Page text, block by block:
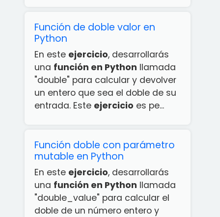
Función de doble valor en
Python
En este ejercicio, desarrollarás
una función en Python llamada
"double" para calcular y devolver
un entero que sea el doble de su
entrada. Este ejercicio es pe...
Función doble con parámetro
mutable en Python
En este ejercicio, desarrollarás
una función en Python llamada
"double_value" para calcular el
doble de un número entero y